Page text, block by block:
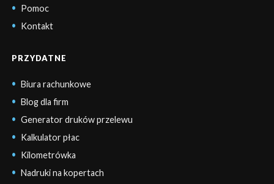
Pomoc
Kontakt
PRZYDATNE
Biura rachunkowe
Blog dla firm
Generator druków przelewu
Kalkulator płac
Kilometrówka
Nadruki na kopertach